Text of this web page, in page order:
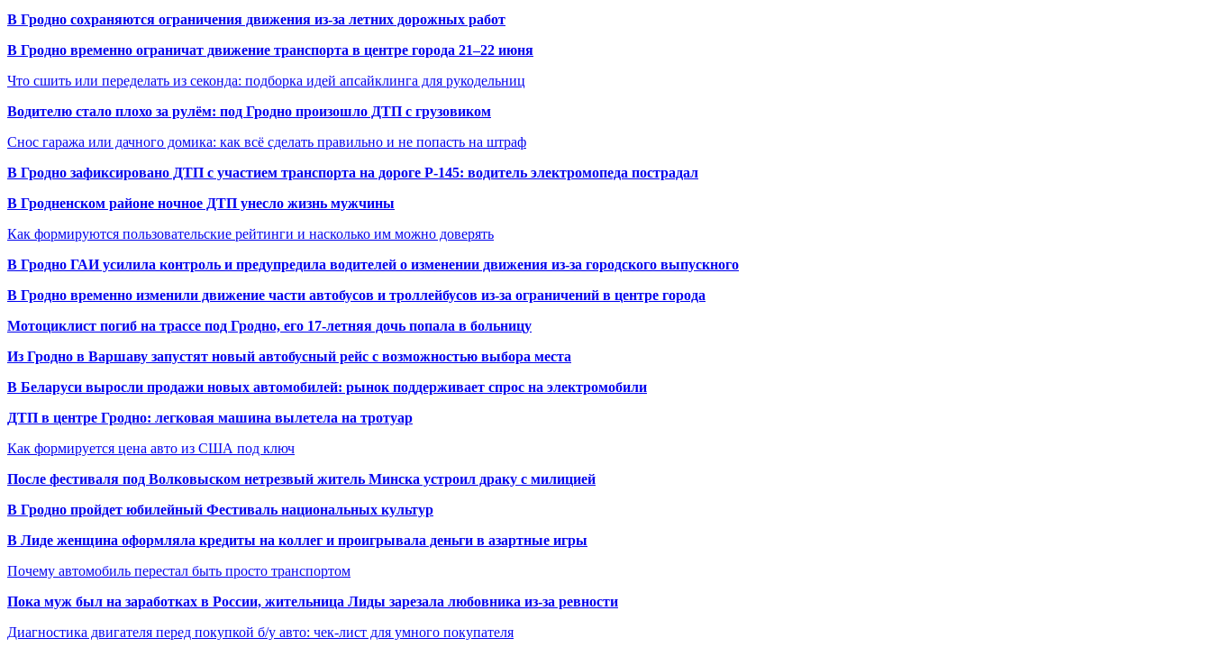
В Гродно сохраняются ограничения движения из-за летних дорожных работ
В Гродно временно ограничат движение транспорта в центре города 21–22 июня
Что сшить или переделать из секонда: подборка идей апсайклинга для рукодельниц
Водителю стало плохо за рулём: под Гродно произошло ДТП с грузовиком
Снос гаража или дачного домика: как всё сделать правильно и не попасть на штраф
В Гродно зафиксировано ДТП с участием транспорта на дороге Р-145: водитель электромопеда пострадал
В Гродненском районе ночное ДТП унесло жизнь мужчины
Как формируются пользовательские рейтинги и насколько им можно доверять
В Гродно ГАИ усилила контроль и предупредила водителей о изменении движения из-за городского выпускного
В Гродно временно изменили движение части автобусов и троллейбусов из-за ограничений в центре города
Мотоциклист погиб на трассе под Гродно, его 17-летняя дочь попала в больницу
Из Гродно в Варшаву запустят новый автобусный рейс с возможностью выбора места
В Беларуси выросли продажи новых автомобилей: рынок поддерживает спрос на электромобили
ДТП в центре Гродно: легковая машина вылетела на тротуар
Как формируется цена авто из США под ключ
После фестиваля под Волковыском нетрезвый житель Минска устроил драку с милицией
В Гродно пройдет юбилейный Фестиваль национальных культур
В Лиде женщина оформляла кредиты на коллег и проигрывала деньги в азартные игры
Почему автомобиль перестал быть просто транспортом
Пока муж был на заработках в России, жительница Лиды зарезала любовника из-за ревности
Диагностика двигателя перед покупкой б/у авто: чек-лист для умного покупателя